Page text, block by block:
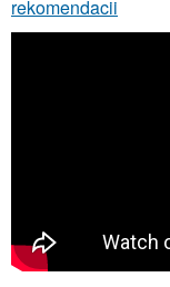
rekomendacii